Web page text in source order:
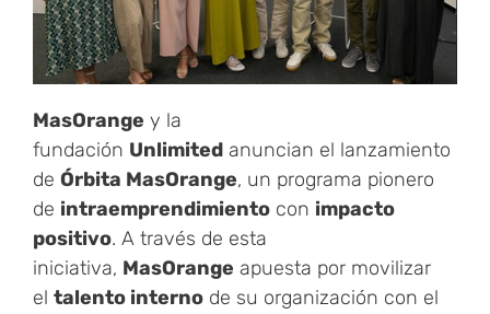
MasOrange y la
fundación Unlimited anuncian el lanzamiento
de Órbita MasOrange, un programa pionero
de intraemprendimiento con impacto
positivo. A través de esta
iniciativa, MasOrange apuesta por movilizar
el talento interno de su organización con el